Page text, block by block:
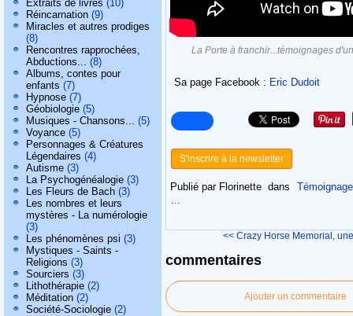
Extraits de livres (10)
Réincarnation (9)
Miracles et autres prodiges
(8)
Rencontres rapprochées,
Abductions... (8)
Albums, contes pour
enfants (7)
Hypnose (7)
Géobiologie (5)
Musiques - Chansons... (5)
Voyance (5)
Personnages & Créatures
Légendaires (4)
Autisme (3)
La Psychogénéalogie (3)
Les Fleurs de Bach (3)
Les nombres et leurs
mystères - La numérologie
(3)
Les phénomènes psi (3)
Mystiques - Saints -
Religions (3)
Sourciers (3)
Lithothérapie (2)
Méditation (2)
Société-Sociologie (2)
La Porte à franchir...témoignages
Sa page Facebook : Eric Dudoit
S'inscrire à la newsletter
Publié par Florinette dans
<< Crazy Horse Memorial,
commentaires
Ajouter un commentaire